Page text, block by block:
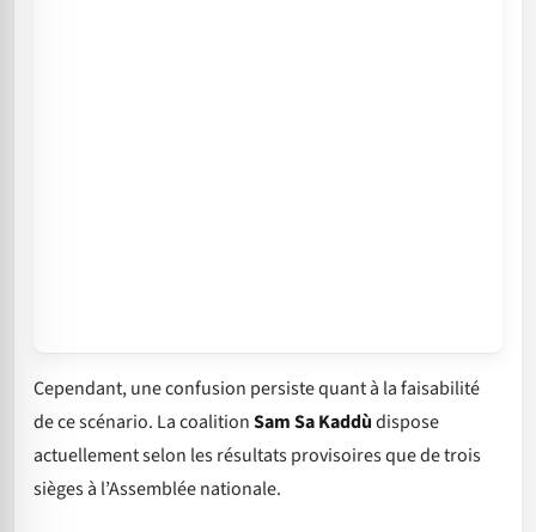
Cependant, une confusion persiste quant à la faisabilité
de ce scénario. La coalitionSam Sa Kaddùdispose
actuellement selon les résultats provisoires que de trois
sièges à l’Assemblée nationale.